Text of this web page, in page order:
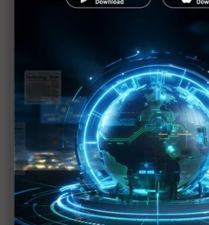
科技1分鐘：阿提米絲2號繞月任務
Rapidus拋月球建廠願景 2奈米量
快」服務
Artemis II成功發射 逾半世紀後美
睽違半世紀載人繞月啟航 NASA阿
月1日